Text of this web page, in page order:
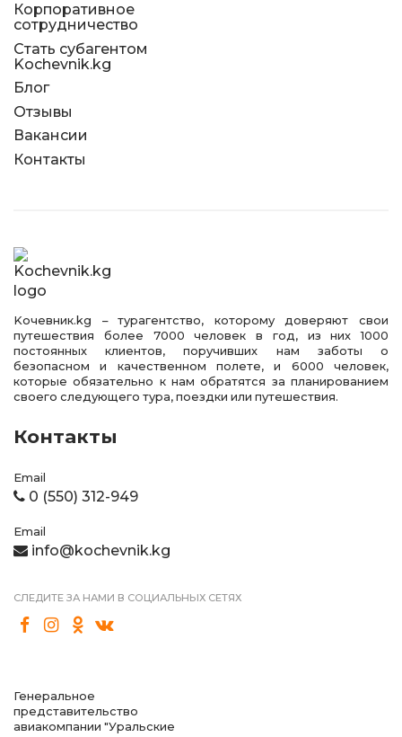
Корпоративное
сотрудничество
Стать субагентом
Kochevnik.kg
Блог
Отзывы
Вакансии
Контакты
Kочевник.kg – турагентство, которому доверяют свои
путешествия более 7000 человек в год, из них 1000
постоянных клиентов, поручивших нам заботы о
безопасном и качественном полете, и 6000 человек,
которые обязательно к нам обратятся за планированием
своего следующего тура, поездки или путешествия.
Контакты
Email
0 (550) 312-949
Email
info@kochevnik.kg
СЛЕДИТЕ ЗА НАМИ В СОЦИАЛЬНЫХ СЕТЯХ
Генеральное
представительство
авиакомпании "Уральские